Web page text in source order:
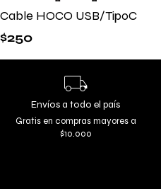
Cable HOCO USB/TipoC
$250
Envíos a todo el país
Gratis en compras mayores a
$10.000